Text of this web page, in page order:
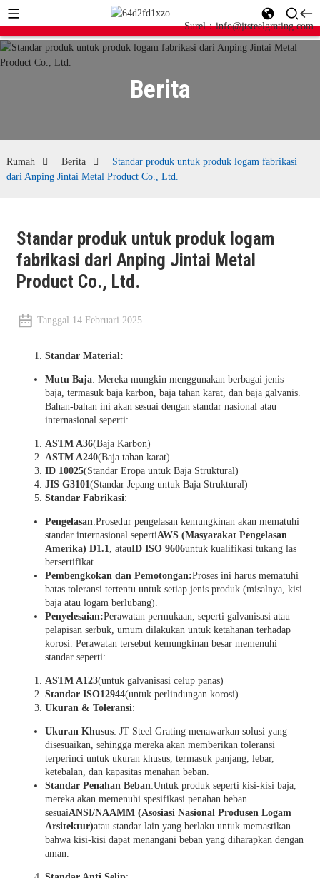
Surel：info@jtsteelgrating.com
Berita
Rumah Berita
Standar produk untuk produk logam fabrikasi
dari Anping Jintai Metal Product Co., Ltd.
Standar produk untuk produk logam
fabrikasi dari Anping Jintai Metal
Product Co., Ltd.
Tanggal 14 Februari 2025
Standar Material:
Mutu Baja: Mereka mungkin menggunakan berbagai jenis
baja, termasuk baja karbon, baja tahan karat, dan baja galvanis.
Bahan-bahan ini akan sesuai dengan standar nasional atau
internasional seperti:
ASTM A36(Baja Karbon)
ASTM A240(Baja tahan karat)
ID 10025(Standar Eropa untuk Baja Struktural)
JIS G3101 (Standar Jepang untuk Baja Struktural)
Standar Fabrikasi:
Pengelasan:Prosedur pengelasan kemungkinan akan mematuhi
standar internasional sepertiAWS (Masyarakat Pengelasan
Amerika) D1.1
, atauID ISO 9606untuk kualifikasi tukang las
bersertifikat.
Pembengkokan dan Pemotongan:Proses ini harus mematuhi
batas toleransi tertentu untuk setiap jenis produk (misalnya, kisi
baja atau logam berlubang).
Penyelesaian:Perawatan permukaan, seperti galvanisasi atau
pelapisan serbuk, umum dilakukan untuk ketahanan terhadap
korosi. Perawatan tersebut kemungkinan besar memenuhi
standar seperti:
ASTM A123(untuk galvanisasi celup panas)
Standar ISO12944(untuk perlindungan korosi)
Ukuran & Toleransi:
Ukuran Khusus: JT Steel Grating menawarkan solusi yang
disesuaikan, sehingga mereka akan memberikan toleransi
terperinci untuk ukuran khusus, termasuk panjang, lebar,
ketebalan, dan kapasitas menahan beban.
Standar Penahan Beban:Untuk produk seperti kisi-kisi baja,
mereka akan memenuhi spesifikasi penahan beban
sesuaiANSI/NAAMM (Asosiasi Nasional Produsen Logam
Arsitektur)atau standar lain yang berlaku untuk memastikan
bahwa kisi-kisi dapat menangani beban yang diharapkan dengan
aman.